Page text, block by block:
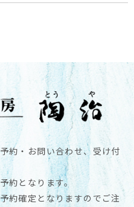
約・お問い合わせ、受け付
約となります。
約確定となりますのでご注